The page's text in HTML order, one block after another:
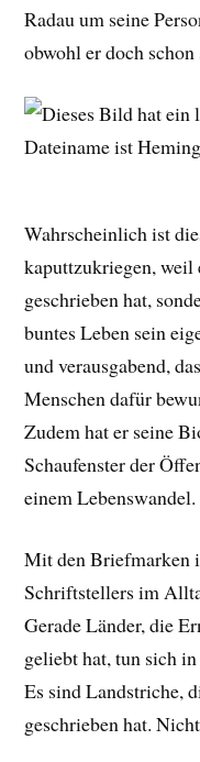
Radau um seine
obwohl er doch
Wahrscheinlich ist
kaputtzukriegen,
geschrieben hat,
buntes Leben sein
und verausgabend,
Menschen dafür
Zudem hat er seine
Schaufenster der
einem Lebenswandel.
Mit den Briefmarken
Schriftstellers im
Gerade Länder, die
geliebt hat, tun sich
Es sind Landstriche,
geschrieben hat.